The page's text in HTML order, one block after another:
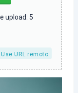
upload: 5
Use URL remoto